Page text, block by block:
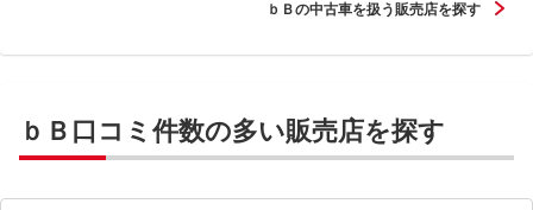
ｂＢの中古車を扱う販売店を探す
ｂＢ口コミ件数の多い販売店を探す